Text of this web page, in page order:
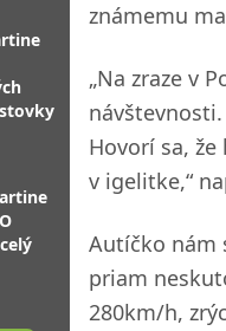
známemu
„Na zraze v
Hovorí sa,
v igelitke,“
Autíčko nám
priam
280km/h,